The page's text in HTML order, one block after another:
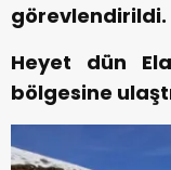
görevlendirildi.
Heyet dün
bölgesine